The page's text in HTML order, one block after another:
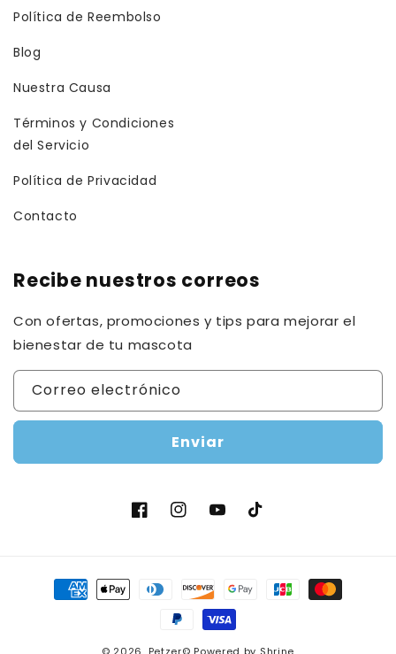
Política de Reembolso
Blog
Nuestra Causa
Términos y Condiciones
del Servicio
Política de Privacidad
Contacto
Recibe nuestros correos
Con ofertas, promociones y tips para mejorar el
bienestar de tu mascota
Correo electrónico
Enviar
FacebookInstagramYouTubeTikTok
Formas